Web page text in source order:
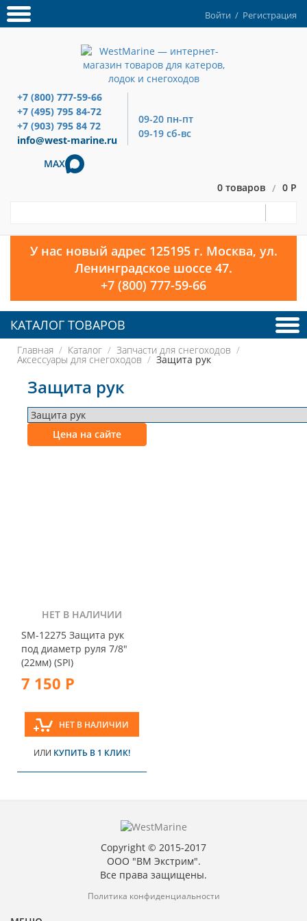
Войти / Регистрация
+7 (800) 777-59-66
+7 (495) 795 84-72
+7 (903) 795 84 72
info@west-marine.ru
09-20 пн-пт
09-19 сб-вс
MAX
0 товаров / 0 Р
У нас новый адрес 125195 г. Москва, ул.
Ленинградское шоссе 47.
+7 (800) 777-59-66
КАТАЛОГ ТОВАРОВ
Главная Каталог Запчасти для снегоходов
Аксессуары для снегоходов Защита рук
Защита рук
Цена на сайте
НЕТ В НАЛИЧИИ
SM-12275 Защита рук
под диаметр руля 7/8"
(22мм) (SPI)
7 150 Р
НЕТ В НАЛИЧИИ
ИЛИ КУПИТЬ В 1 КЛИК!
Copyright © 2015-2017
ООО "ВМ Экстрим".
Все права защищены.
Политика конфиденциальности